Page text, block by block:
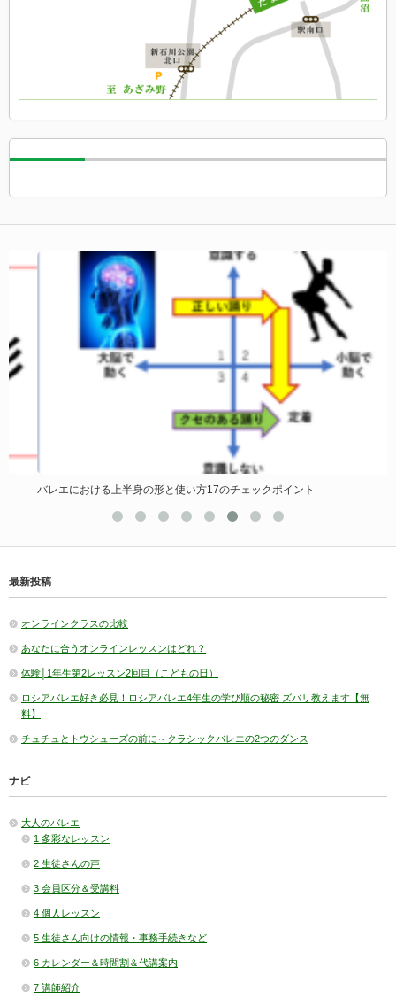
バレエにおける上半身の形と使い方17のチェックポイント
最新投稿
オンラインクラスの比較
あなたに合うオンラインレッスンはどれ？
体験│1年生第2レッスン2回目（こどもの日）
ロシアバレエ好き必見！ロシアバレエ4年生の学び順の秘密 ズバリ教えます【無
料】
チュチュとトウシューズの前に～クラシックバレエの2つのダンス
ナビ
大人のバレエ
1 多彩なレッスン
2 生徒さんの声
3 会員区分＆受講料
4 個人レッスン
5 生徒さん向けの情報・事務手続きなど
6 カレンダー＆時間割＆代講案内
7 講師紹介